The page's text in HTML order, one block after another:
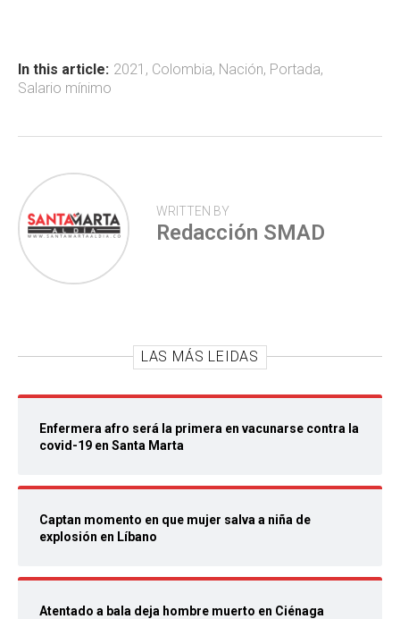
ok p
p
tir
In this article: 2021 , Colombia, Nación, Portada,
Salario mínimo
WRITTEN BY
Redacción SMAD
LAS MÁS LEIDAS
Enfermera afro será la primera en vacunarse contra la
covid-19 en Santa Marta
Captan momento en que mujer salva a niña de
explosión en Líbano
Atentado a bala deja hombre muerto en Ciénaga